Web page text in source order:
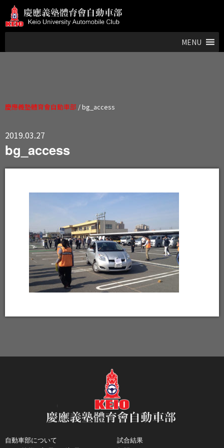
MENU
慶應義塾體育會自動車部 /bg_access
2019.03.27
bg_access
自動車部について
試合結果